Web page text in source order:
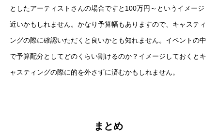
としたアーティストさんの場合ですと100万円～というイメージ
近いかもしれません。かなり予算幅もありますので、キャスティ
ングの際に確認いただくと良いかとも知れません。イベントの中
で予算配分としてどのくらい割けるのか？イメージしておくとキ
ャスティングの際に的を外さずに済むかもしれません。
まとめ